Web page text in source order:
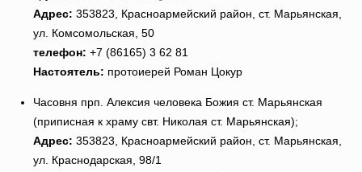
Адрес: 353823, Красноармейский район, ст. Марьянская,
ул. Комсомольская, 50
телефон: +7 (86165) 3 62 81
Настоятель: протоиерей Роман Цокур
Часовня прп. Алексия человека Божия ст. Марьянская
(приписная к храму свт. Николая ст. Марьянская);
Адрес: 353823, Красноармейский район, ст. Марьянская,
ул. Краснодарская, 98/1